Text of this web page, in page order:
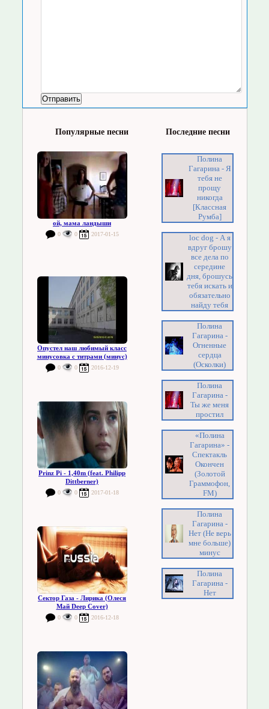
Популярные песни
ой, мама ландыши
0 0 2017-01-15
Опустел наш любимый класс
минусовка с титрами (минус)
0 0 2016-12-19
Prinz Pi - 1,40m (feat. Philipp
Dittberner)
0 0 2017-01-18
Сектор Газа - Лирика (Олеся
Май Deep Cover)
0 0 2016-12-18
Последние песни
Полина
Гагарина - Я
тебя не
прощу
никогда
[Классная
Румба]
loc dog - А я
вдруг брошу
все дела по
середине
дня, брошусь
тебя искать и
обязательно
найду тебя
Полина
Гагарина -
Огненные
сердца
(Осколки)
Полина
Гагарина -
Ты же меня
простил
«Полина
Гагарина» -
Спектакль
Окончен
(Золотой
Граммофон,
FM)
Полина
Гагарина -
Нет (Не верь
мне больше)
минус
Полина
Гагарина -
Нет